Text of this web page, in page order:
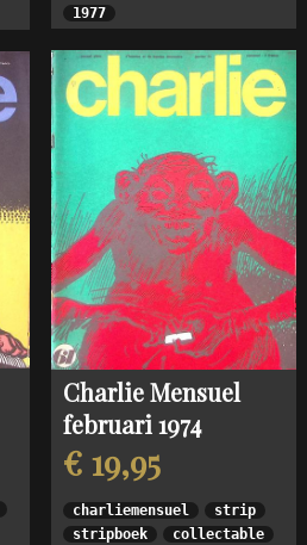
1977
Charlie Mensuel
februari 1974
€ 19,95
charliemensuel
strip
stripboek
collectable